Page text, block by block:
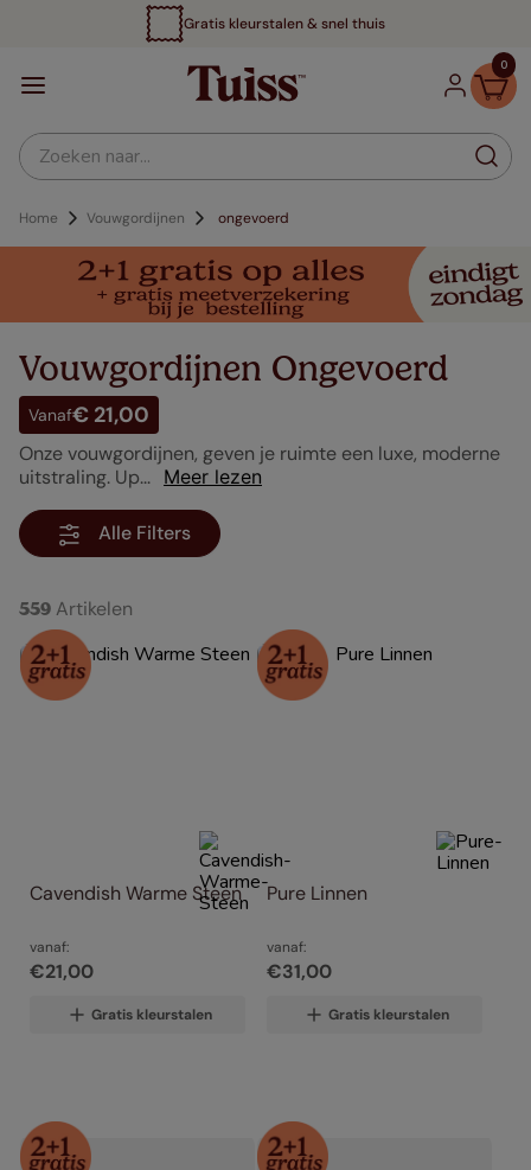
Gratis kleurstalen & snel thuis
0
Zoeken naar...
Vouwgordijnen ongevoerd
Vouwgordijnen Ongevoerd
Vanaf€ 21,00
Onze vouwgordijnen, geven je ruimte een luxe, moderne
uitstraling. Up... Meer lezen
Alle Filters
559 Artikelen
Cavendish Warme Steen
vanaf:
€21,00
Gratis kleurstalen
Pure Linnen
vanaf:
€31,00
Gratis kleurstalen